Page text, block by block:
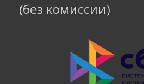
(без комиссии)